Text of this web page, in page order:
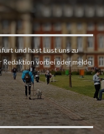
und hast Lust uns zu
vorbei oder melde